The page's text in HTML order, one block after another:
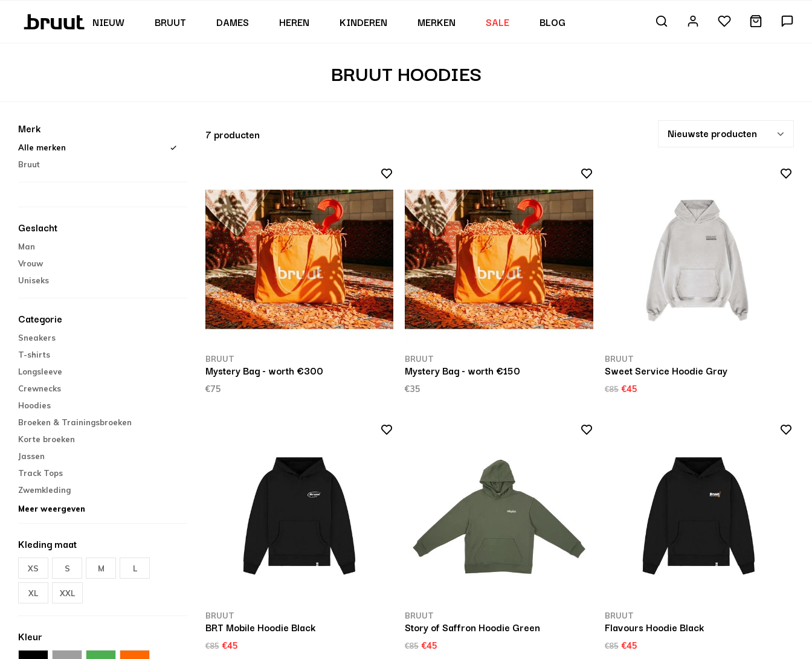
NIEUW BRUUT
Korte Broeken
DAMES
Rokken & Jurken
HEREN
Zwembroeken
KINDEREN
Junior (122 - 170 CM)
MERKEN SALE BLOG
BRUUT HOODIES
Merk
Alle merken
Bruut
Geslacht
Man
Vrouw
Uniseks
Categorie
Sneakers
T-shirts
Longsleeve
Crewnecks
Hoodies
Broeken & Trainingsbroeken
Korte broeken
Jassen
Track Tops
Zwemkleding
Meer weergeven
Kleding maat
XS S M L
XL XXL
Kleur
7 producten Nieuwste producten
BRUUT
Mystery Bag - worth €300
€75
BRUUT
Mystery Bag - worth €150
€35
BRUUT
Sweet Service Hoodie Gray
€85 €45
BRUUT
BRT Mobile Hoodie Black
€85 €45
BRUUT
Story of Saffron Hoodie Green
€85 €45
BRUUT
Flavours Hoodie Black
€85 €45